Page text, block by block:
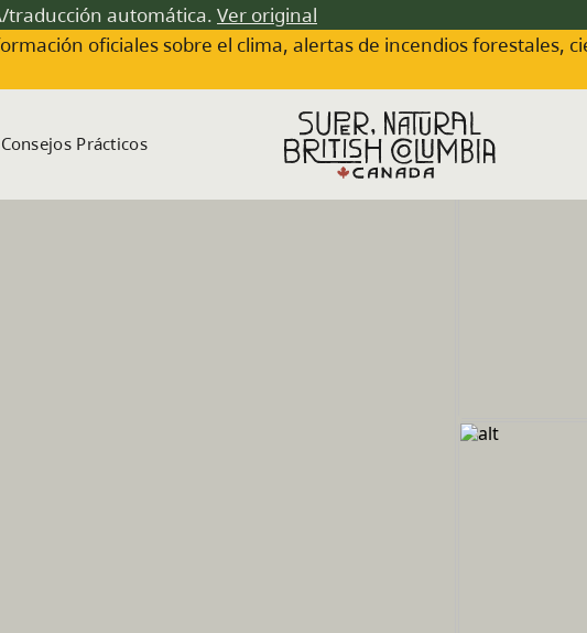
traducción automática. Ver original
oficiales sobre el clima, alertas de incendios forestales,
Consejos Prácticos